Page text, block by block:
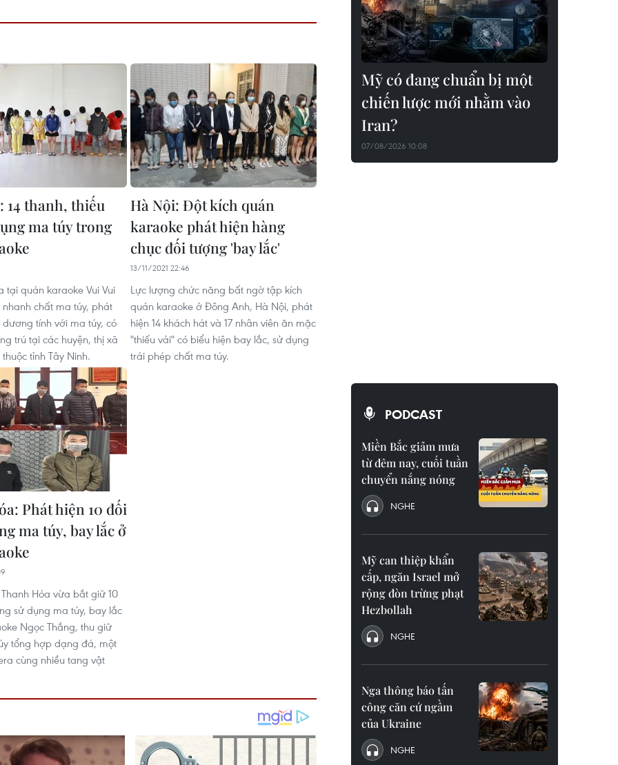
14 thanh, thiếu
ma túy trong
tại quán karaoke Vui Vui
nhanh chất ma túy, phát
dương tính với ma túy, có
trú tại các huyện, thị xã
tỉnh Tây Ninh.
Hà Nội: Đột kích quán
karaoke phát hiện hàng
chục đối tượng 'bay lắc'
13/11/2021 22:46
Lực lượng chức năng bất ngờ tập kích
quán karaoke ở Đông Anh, Hà Nội, phát
hiện 14 khách hát và 17 nhân viên ăn mặc
"thiếu vải" có biểu hiện bay lắc, sử dụng
trái phép chất ma túy.
Phát hiện 10 đối
ma túy, bay lắc ở
Hóa vừa bắt giữ 10
sử dụng ma túy, bay lắc
Ngọc Thắng, thu giữ
tổng hợp dạng đá, một
cùng nhiều tang vật
Mỹ có đang chuẩn bị một
chiến lược mới nhằm vào
Iran?
07/08/2026 10:08
PODCAST
Miền Bắc giảm mưa
từ đêm nay, cuối tuần
chuyển nắng nóng
NGHE
Mỹ can thiệp khẩn
cấp, ngăn Israel mở
rộng đòn trừng phạt
Hezbollah
NGHE
Nga thông báo tấn
công căn cứ ngầm
của Ukraine
NGHE